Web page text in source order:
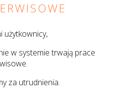
użytkownicy,
w systemie trwają prace
za utrudnienia.